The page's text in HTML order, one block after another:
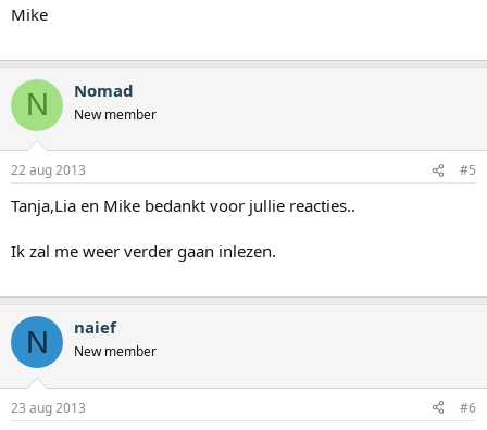
Mike
N Nomad
New member
22 aug 2013 #5
Tanja,Lia en Mike bedankt voor jullie reacties..
Ik zal me weer verder gaan inlezen.
N naief
New member
23 aug 2013 #6